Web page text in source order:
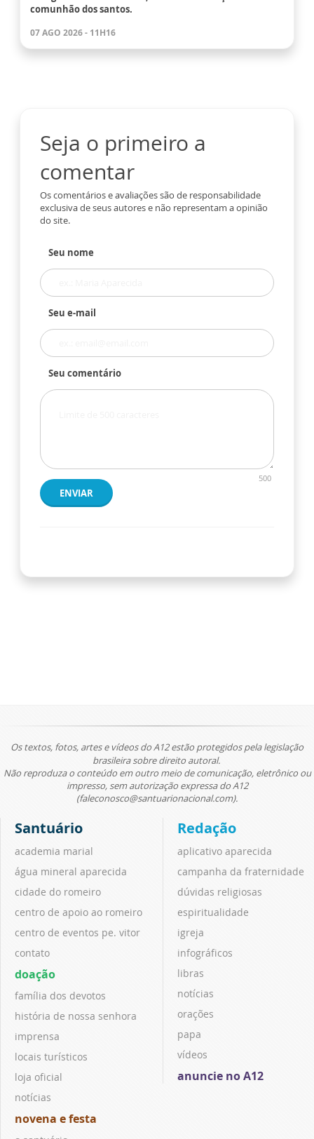
comunhão dos santos.
07 AGO 2026 - 11H16
Seja o primeiro a
comentar
Os comentários e avaliações são de responsabilidade
exclusiva de seus autores e não representam a opinião
do site.
Seu nome
Seu e-mail
Seu comentário
500
ENVIAR
Os textos, fotos, artes e vídeos do A12 estão protegidos pela legislação
brasileira sobre direito autoral.
Não reproduza o conteúdo em outro meio de comunicação, eletrônico ou
impresso, sem autorização expressa do A12
(faleconosco@santuarionacional.com).
Santuário
academia marial
água mineral aparecida
cidade do romeiro
centro de apoio ao romeiro
centro de eventos pe. vitor
contato
doação
família dos devotos
história de nossa senhora
imprensa
locais turísticos
loja oficial
notícias
novena e festa
Redação
aplicativo aparecida
campanha da fraternidade
dúvidas religiosas
espiritualidade
igreja
infográficos
libras
notícias
orações
papa
vídeos
anuncie no A12